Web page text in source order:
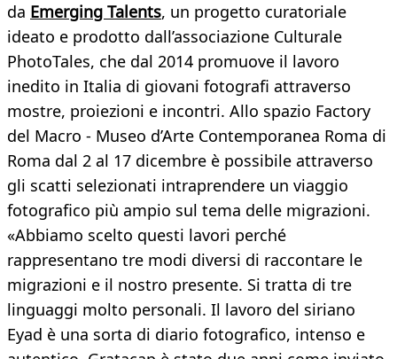
da Emerging Talents, un progetto curatoriale
ideato e prodotto dall’associazione Culturale
PhotoTales, che dal 2014 promuove il lavoro
inedito in Italia di giovani fotografi attraverso
mostre, proiezioni e incontri. Allo spazio Factory
del Macro - Museo d’Arte Contemporanea Roma di
Roma dal 2 al 17 dicembre è possibile attraverso
gli scatti selezionati intraprendere un viaggio
fotografico più ampio sul tema delle migrazioni.
«Abbiamo scelto questi lavori perché
rappresentano tre modi diversi di raccontare le
migrazioni e il nostro presente. Si tratta di tre
linguaggi molto personali. Il lavoro del siriano
Eyad è una sorta di diario fotografico, intenso e